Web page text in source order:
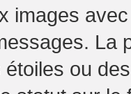
images
La
ou